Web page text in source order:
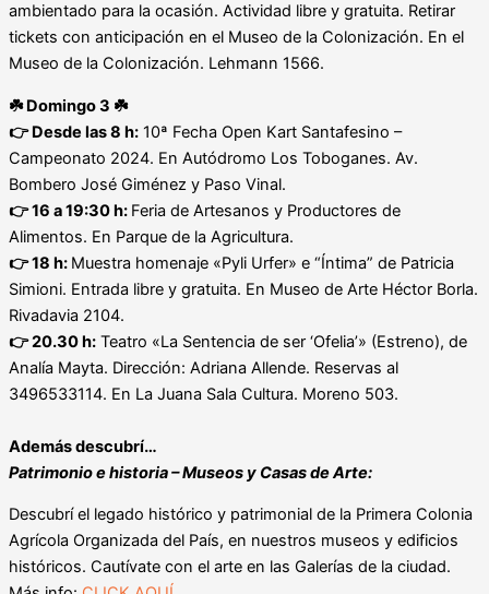
ambientado para la ocasión. Actividad libre y gratuita. Retirar
tickets con anticipación en el Museo de la Colonización. En el
Museo de la Colonización. Lehmann 1566.
☘️Domingo 3 ☘️
👉Desde las 8 h: 10ª Fecha Open Kart Santafesino –
Campeonato 2024. En Autódromo Los Toboganes. Av.
Bombero José Giménez y Paso Vinal.
👉16 a 19:30 h: Feria de Artesanos y Productores de
Alimentos. En Parque de la Agricultura.
👉18 h: Muestra homenaje «Pyli Urfer» e “Íntima” de Patricia
Simioni. Entrada libre y gratuita. En Museo de Arte Héctor Borla.
Rivadavia 2104.
👉20.30 h: Teatro «La Sentencia de ser ‘Ofelia’» (Estreno), de
Analía Mayta. Dirección: Adriana Allende. Reservas al
3496533114. En La Juana Sala Cultura. Moreno 503.
Además descubrí…
Patrimonio e historia – Museos y Casas de Arte:
Descubrí el legado histórico y patrimonial de la Primera Colonia
Agrícola Organizada del País, en nuestros museos y edificios
históricos. Cautívate con el arte en las Galerías de la ciudad.